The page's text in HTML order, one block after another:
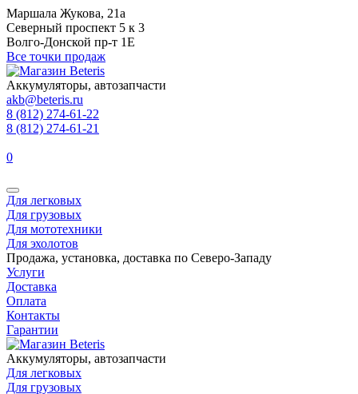
Маршала Жукова, 21а
Северный проспект 5 к 3
Волго-Донской пр-т 1Е
Все точки продаж
Аккумуляторы, автозапчасти
akb@beteris.ru
8 (812) 274-61-22
8 (812) 274-61-21
0
Для легковых
Для грузовых
Для мототехники
Для эхолотов
Продажа, установка, доставка по Северо-Западу
Услуги
Доставка
Оплата
Контакты
Гарантии
Аккумуляторы, автозапчасти
Для легковых
Для грузовых